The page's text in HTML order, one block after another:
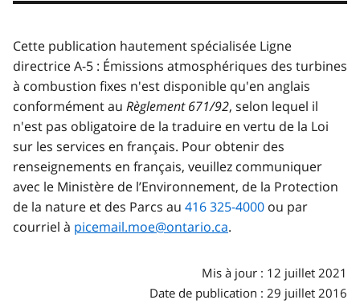
Cette publication hautement spécialisée Ligne
directrice A-5 : Émissions atmosphériques des turbines
à combustion fixes n'est disponible qu'en anglais
conformément au Règlement 671/92, selon lequel il
n'est pas obligatoire de la traduire en vertu de la Loi
sur les services en français. Pour obtenir des
renseignements en français, veuillez communiquer
avec le Ministère de l’Environnement, de la Protection
de la nature et des Parcs au 416 325-4000 ou par
courriel à picemail.moe@ontario.ca.
Mis à jour : 12 juillet 2021
Date de publication : 29 juillet 2016